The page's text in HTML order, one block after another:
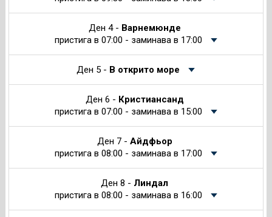
Ден 4 - Варнемюнде
пристига в 07:00 - заминава в 17:00
Ден 5 - В открито море
Ден 6 - Кристиансанд
пристига в 07:00 - заминава в 15:00
Ден 7 - Айдфьор
пристига в 08:00 - заминава в 17:00
Ден 8 - Линдал
пристига в 08:00 - заминава в 16:00